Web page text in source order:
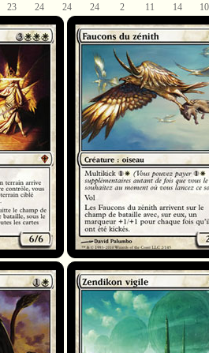
23 24 24 24 2 11 14 10
Faucons du zénith
Zendikon vigile